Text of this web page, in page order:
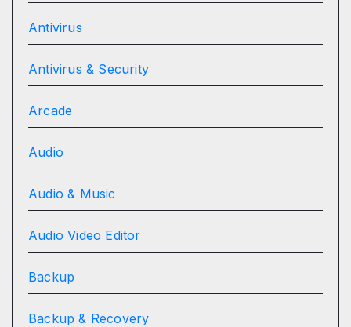
Antivirus
Antivirus & Security
Arcade
Audio
Audio & Music
Audio Video Editor
Backup
Backup & Recovery